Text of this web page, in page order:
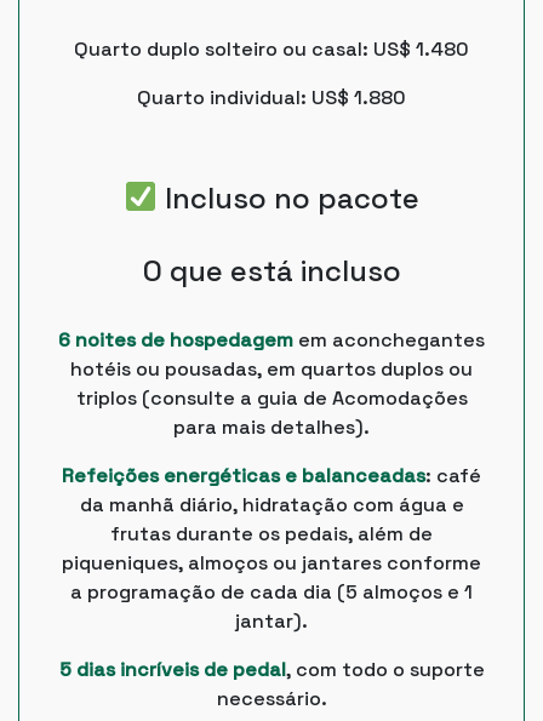
Quarto duplo solteiro ou casal: US$ 1.480
Quarto individual: US$ 1.880
Incluso no pacote
O que está incluso
6 noites de hospedagem em aconchegantes
hotéis ou pousadas, em quartos duplos ou
triplos (consulte a guia de Acomodações
para mais detalhes).
Refeições energéticas e balanceadas: café
da manhã diário, hidratação com água e
frutas durante os pedais, além de
piqueniques, almoços ou jantares conforme
a programação de cada dia (5 almoços e 1
jantar).
5 dias incríveis de pedal, com todo o suporte
necessário.